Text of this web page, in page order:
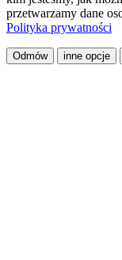
przetwarzamy dane
Polityka prywatności
Odmów inne opcje